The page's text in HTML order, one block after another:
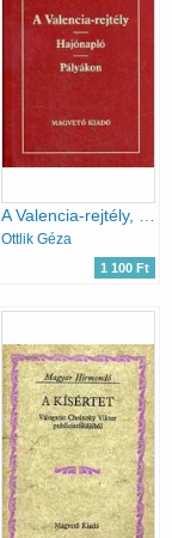
A Valencia-rejtély, Hajónapló, Pályákon
Ottlik Géza
1 100 Ft